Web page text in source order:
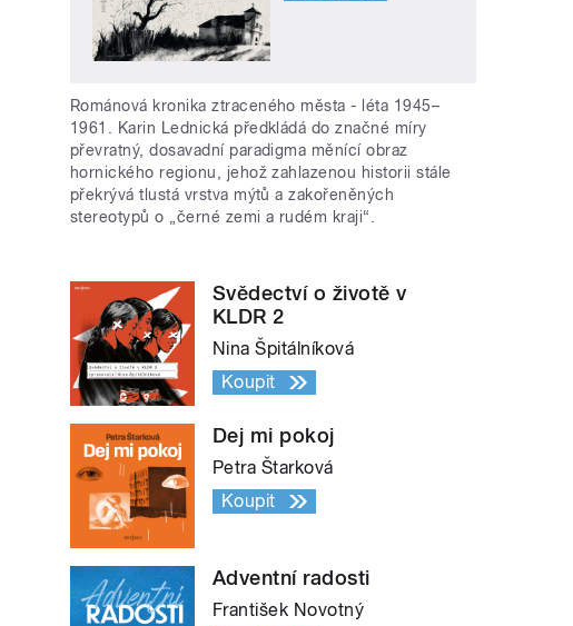
Románová kronika ztraceného města - léta 1945–
1961. Karin Lednická předkládá do značné míry
převratný, dosavadní paradigma měnící obraz
hornického regionu, jehož zahlazenou historii stále
překrývá tlustá vrstva mýtů a zakořeněných
stereotypů o „černé zemi a rudém kraji“.
Svědectví o životě v
KLDR 2
Nina Špitálníková
Koupit
Dej mi pokoj
Petra Štarková
Koupit
Adventní radosti
František Novotný